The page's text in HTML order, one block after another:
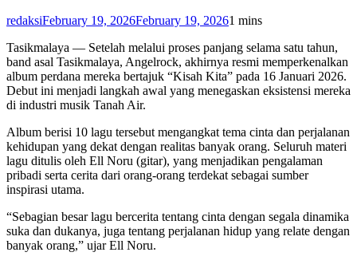
redaksiFebruary 19, 2026February 19, 20261 mins
Tasikmalaya — Setelah melalui proses panjang selama satu tahun,
band asal Tasikmalaya, Angelrock, akhirnya resmi memperkenalkan
album perdana mereka bertajuk “Kisah Kita” pada 16 Januari 2026.
Debut ini menjadi langkah awal yang menegaskan eksistensi mereka
di industri musik Tanah Air.
Album berisi 10 lagu tersebut mengangkat tema cinta dan perjalanan
kehidupan yang dekat dengan realitas banyak orang. Seluruh materi
lagu ditulis oleh Ell Noru (gitar), yang menjadikan pengalaman
pribadi serta cerita dari orang-orang terdekat sebagai sumber
inspirasi utama.
“Sebagian besar lagu bercerita tentang cinta dengan segala dinamika
suka dan dukanya, juga tentang perjalanan hidup yang relate dengan
banyak orang,” ujar Ell Noru.